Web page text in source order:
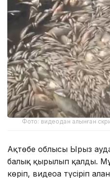
Фото: видеодан алынған
Ақтөбе облысы Ырғыз
балық қырылып қалды.
көріп, видеоға түсіріп